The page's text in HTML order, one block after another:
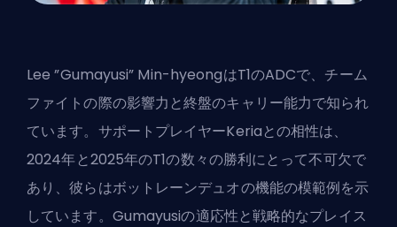
Lee ”Gumayusi” Min-hyeongはT1のADCで、チーム
ファイトの際の影響力と終盤のキャリー能力で知られ
ています。サポートプレイヤーKeriaとの相性は、
2024年と2025年のT1の数々の勝利にとって不可欠で
あり、彼らはボットレーンデュオの機能の模範例を示
しています。Gumayusiの適応性と戦略的なプレイス